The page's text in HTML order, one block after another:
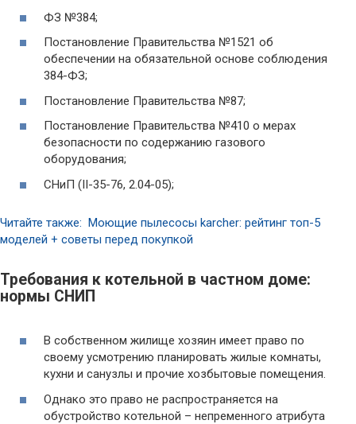
ФЗ №384;
Постановление Правительства №1521 об
обеспечении на обязательной основе соблюдения
384-ФЗ;
Постановление Правительства №87;
Постановление Правительства №410 о мерах
безопасности по содержанию газового
оборудования;
СНиП (II-35-76, 2.04-05);
Читайте также: Моющие пылесосы karcher: рейтинг топ-5
моделей + советы перед покупкой
Требования к котельной в частном доме:
нормы СНИП
В собственном жилище хозяин имеет право по
своему усмотрению планировать жилые комнаты,
кухни и санузлы и прочие хозбытовые помещения.
Однако это право не распространяется на
обустройство котельной – непременного атрибута